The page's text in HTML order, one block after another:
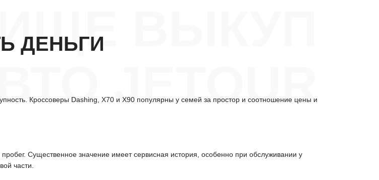
ВЫКУП
JETOUR
ДЕНЬГИ
Кроссоверы Dashing, X70 и X90 популярны у семей за простор и соотношение цены и
Существенное значение имеет сервисная история, особенно при обслуживании у
части.